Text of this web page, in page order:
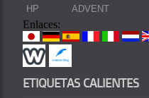
HP
ADVENT
Enlaces:
ETIQUETAS CALIENTES